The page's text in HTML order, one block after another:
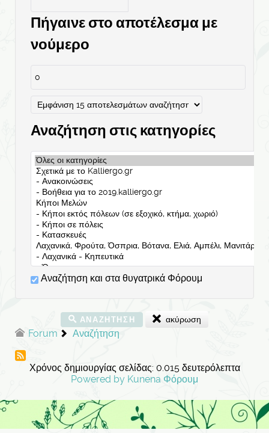
Πήγαινε στο αποτέλεσμα με
νούμερο
Αναζήτηση στις κατηγορίες
Αναζήτηση και στα θυγατρικά Φόρουμ
ΑΝΑΖΉΤΗΣΗ ακύρωση
Forum Αναζήτηση
Χρόνος δημιουργίας σελίδας: 0.015 δευτερόλεπτα
Powered by Kunena Φόρουμ